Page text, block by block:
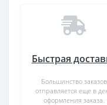
Быстрая
Большинство заказов
отправляется еще в
оформления заказа.